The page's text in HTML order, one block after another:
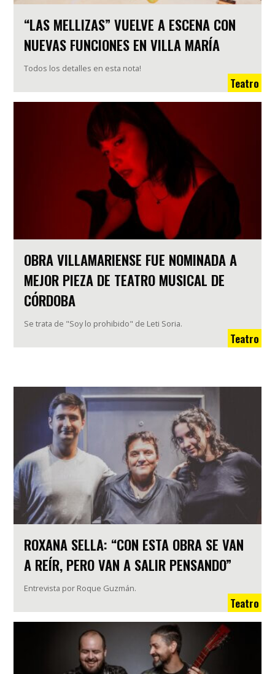
“LAS MELLIZAS” VUELVE A ESCENA CON
NUEVAS FUNCIONES EN VILLA MARÍA
Todos los detalles en esta nota!
Teatro
OBRA VILLAMARIENSE FUE NOMINADA A
MEJOR PIEZA DE TEATRO MUSICAL DE
CÓRDOBA
Se trata de "Soy lo prohibido" de Leti Soria.
Teatro
ROXANA SELLA: “CON ESTA OBRA SE VAN
A REÍR, PERO VAN A SALIR PENSANDO”
Entrevista por Roque Guzmán.
Teatro